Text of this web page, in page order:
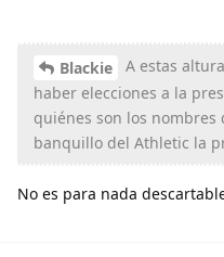
Blackie
A estas
haber elecciones a la
quiénes son los
banquillo del Athletic la
No es para nada